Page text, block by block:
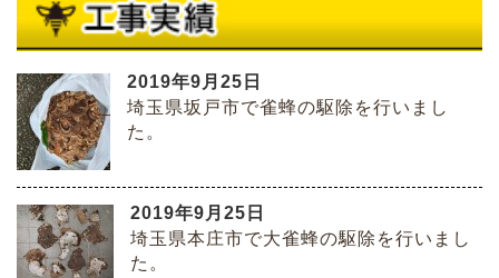
2019年9月25日
埼玉県坂戸市で雀蜂の駆除を行いまし
た。
2019年9月25日
埼玉県本庄市で大雀蜂の駆除を行いまし
た。